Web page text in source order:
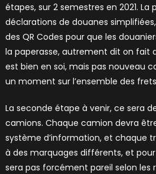
étapes, sur 2 semestres en 2021.
déclarations de douanes
des QR Codes pour que les
la paperasse, autrement dit on fait
est bien en soi, mais pas nouveau
un moment sur l’ensemble des
La seconde étape à venir, ce sera
camions. Chaque camion devra
système d’information, et chaque
à des marquages différents, et
sera pas forcément pareil selon les